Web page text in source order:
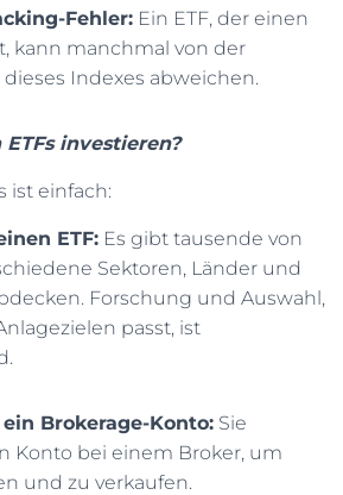
Fehler: Ein ETF, der einen
kann manchmal von der
Indexes abweichen.
investieren?
ist einfach:
ETF: Es gibt tausende von
Sektoren, Länder und
Forschung und Auswahl,
passt, ist
Brokerage-Konto: Sie
Konto bei einem Broker, um
und zu verkaufen.